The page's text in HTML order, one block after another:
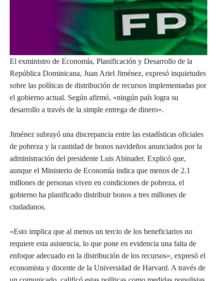
El exministro de Economía, Planificación y Desarrollo de la
República Dominicana, Juan Ariel Jiménez, expresó inquietudes
sobre las políticas de distribución de recursos implementadas por
el gobierno actual. Según afirmó, «ningún país logra su
desarrollo a través de la simple entrega de dinero».
Jiménez subrayó una discrepancia entre las estadísticas oficiales
de pobreza y la cantidad de bonos navideños anunciados por la
administración del presidente Luis Abinader. Explicó que,
aunque el Ministerio de Economía indica que menos de 2.1
millones de personas viven en condiciones de pobreza, el
gobierno ha planificado distribuir bonos a tres millones de
ciudadanos.
«Esto implica que al menos un tercio de los beneficiarios no
requiere esta asistencia, lo que pone en evidencia una falta de
enfoque adecuado en la distribución de los recursos», expresó el
economista y docente de la Universidad de Harvard. A través de